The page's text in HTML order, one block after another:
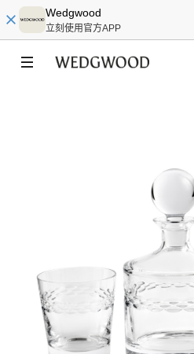
Wedgwood
立刻使用官方APP